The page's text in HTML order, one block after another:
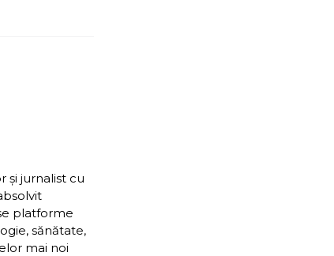
și jurnalist cu
platforme
sănătate,
mai noi